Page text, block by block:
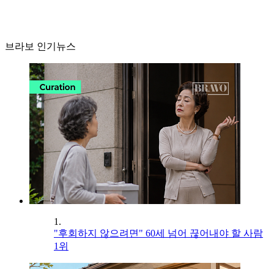
브라보 인기뉴스
1.
"후회하지 않으려면" 60세 넘어 끊어내야 할 사람
1위